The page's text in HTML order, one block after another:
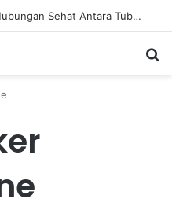
Diet Fleksibel Membangun Hubungan Sehat Antara Tubuh dan Makanan Sehari-hari